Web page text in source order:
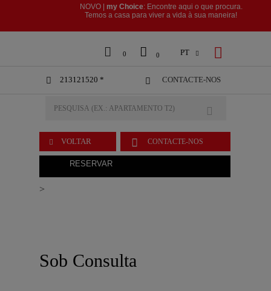
PT  
CONTACTE-NOS
 0  0
 213121520 * 
NOVO | my Choice: Encontre aqui o que procura.
​​​​​​​Temos a casa para viver a vida à sua maneira!
>
Sob Consulta
 VOLTAR  CONTACTE-NOS
RESERVAR